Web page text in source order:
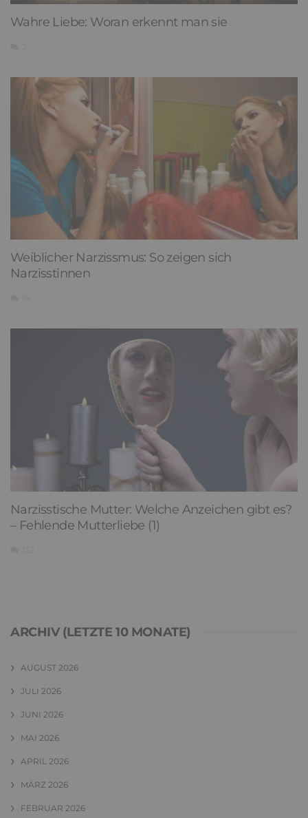
Wahre Liebe: Woran erkennt man sie
Weiblicher Narzissmus: So zeigen sich
Narzisstinnen
Narzisstische Mutter: Welche Anzeichen gibt es?
– Fehlende Mutterliebe (1)
ARCHIV (LETZTE 10 MONATE)
AUGUST 2026
JULI 2026
JUNI 2026
MAI 2026
APRIL 2026
MÄRZ 2026
FEBRUAR 2026